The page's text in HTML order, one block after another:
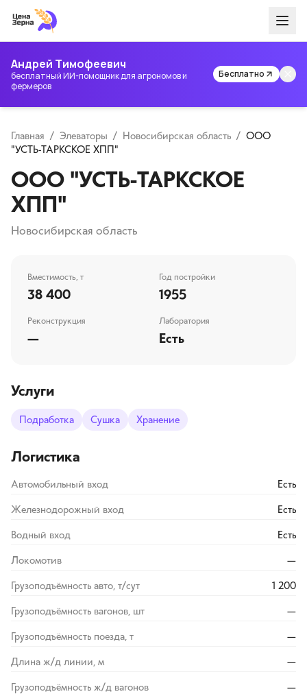
Андрей Тимофеевич
бесплатный ИИ-помощник для агрономов и
фермеров
Бесплатно
Главная / Элеваторы / Новосибирская область / ООО
"УСТЬ-ТАРКСКОЕ ХПП"
ООО "УСТЬ-ТАРКСКОЕ
ХПП"
Новосибирская область
Вместимость, т
38 400
Год постройки
1955
Реконструкция
—
Лаборатория
Есть
Услуги
Подработка Сушка Хранение
Логистика
Автомобильный вход Есть
Железнодорожный вход Есть
Водный вход Есть
Локомотив —
Грузоподъёмность авто, т/сут 1 200
Грузоподъёмность вагонов, шт —
Грузоподъёмность поезда, т —
Длина ж/д линии, м —
Грузоподъёмность ж/д вагонов —